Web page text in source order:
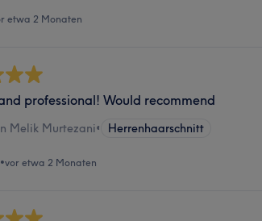
etwa 2 Monaten
professional! Would recommend
Melik Murtezani• Herrenhaarschnitt
•vor etwa 2 Monaten